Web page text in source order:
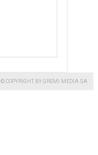
© COPYRIGHT BY GREMI MEDIA SA